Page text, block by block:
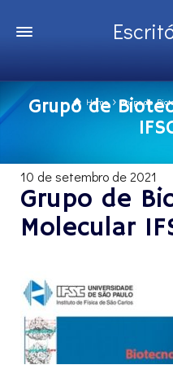
Home Grupo de
Grupo de
10 de setembro de 2021
Grupo de
Molecular